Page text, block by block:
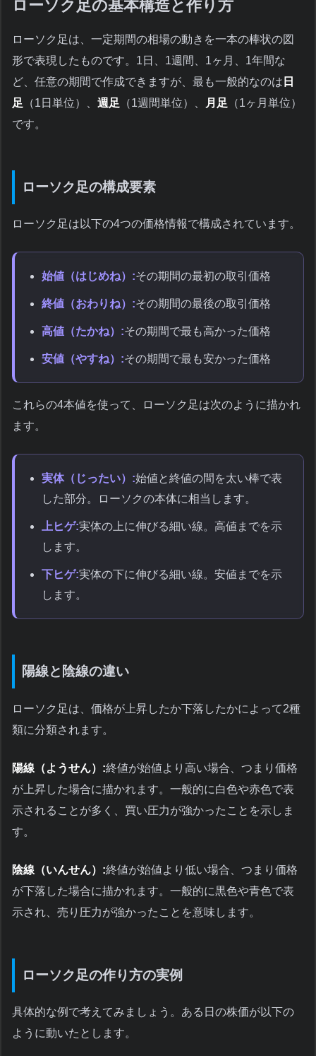
ローソク足の基本構造と作り方
ローソク足は、一定期間の相場の動きを一本の棒状の図
形で表現したものです。1日、1週間、1ヶ月、1年間な
ど、任意の期間で作成できますが、最も一般的なのは 日
足
（1日単位）、 週足 （1週間単位）、 月足
（1ヶ月単位）
です。
ローソク足の構成要素
ローソク足は以下の4つの価格情報で構成されています。
始値（はじめね）:その期間の最初の取引価格
終値（おわりね）:その期間の最後の取引価格
高値（たかね）:その期間で最も高かった価格
安値（やすね）:その期間で最も安かった価格
これらの4本値を使って、ローソク足は次のように描かれ
ます。
実体（じったい）:始値と終値の間を太い棒で表
した部分。ローソクの本体に相当します。
上ヒゲ:実体の上に伸びる細い線。高値までを示
します。
下ヒゲ:実体の下に伸びる細い線。安値までを示
します。
陽線と陰線の違い
ローソク足は、価格が上昇したか下落したかによって2種
類に分類されます。
陽線（ようせん）:終値が始値より高い場合、つまり価格
が上昇した場合に描かれます。一般的に白色や赤色で表
示されることが多く、買い圧力が強かったことを示しま
す。
陰線（いんせん）:終値が始値より低い場合、つまり価格
が下落した場合に描かれます。一般的に黒色や青色で表
示され、売り圧力が強かったことを意味します。
ローソク足の作り方の実例
具体的な例で考えてみましょう。ある日の株価が以下の
ように動いたとします。